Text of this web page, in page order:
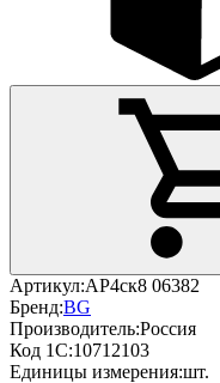
Артикул:АР4ск8 06382
Бренд:BG
Производитель:Россия
Код 1С:10712103
Единицы измерения:шт.